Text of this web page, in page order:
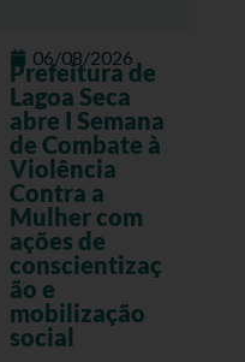
06/08/2026
Prefeitura de
Lagoa Seca
abre I Semana
de Combate à
Violência
Contra a
Mulher com
ações de
conscientizaç
ão e
mobilização
social